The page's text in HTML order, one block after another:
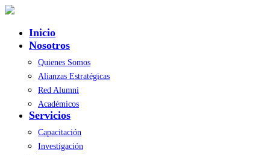
Inicio
Nosotros
Quienes Somos
Alianzas Estratégicas
Red Alumni
Académicos
Servicios
Capacitación
Investigación